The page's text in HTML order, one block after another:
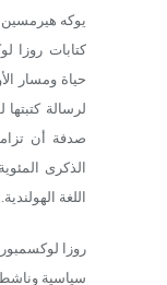
يوكه
حياة ومسار
لرسالة
صدفة أن
الذكرى
اللغة الهولندية.
سياسية